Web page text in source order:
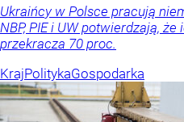
Ukraińcy w Polsce pracują
NBP, PIE i UW potwierdzają,
przekracza 70 proc.
KrajPolitykaGospodarka